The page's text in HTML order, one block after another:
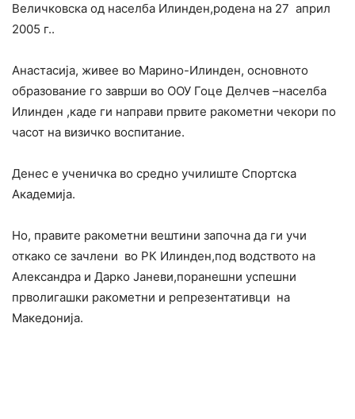
Величковска од населба Илинден,родена на 27 април
2005 г..
Анастасија, живее во Марино-Илинден, основното
образование го заврши во ООУ Гоце Делчев –населба
Илинден ,каде ги направи првите ракометни чекори по
часот на визичко воспитание.
Денес е ученичка во средно училиште Спортска
Академија.
Но, правите ракометни вештини започна да ги учи
откако се зачлени во РК Илинден,под водството на
Александра и Дарко Јаневи,поранешни успешни
прволигашки ракометни и репрезентативци на
Македонија.